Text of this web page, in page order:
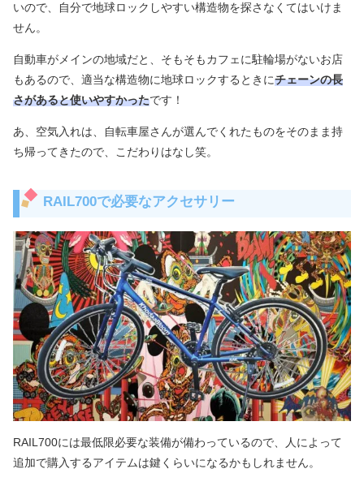
いので、自分で地球ロックしやすい構造物を探さなくてはいけま
せん。
自動車がメインの地域だと、そもそもカフェに駐輪場がないお店
もあるので、適当な構造物に地球ロックするときにチェーンの長
さがあると使いやすかったです！
あ、空気入れは、自転車屋さんが選んでくれたものをそのまま持
ち帰ってきたので、こだわりはなし笑。
RAIL700で必要なアクセサリー
RAIL700には最低限必要な装備が備わっているので、人によって
追加で購入するアイテムは鍵くらいになるかもしれません。